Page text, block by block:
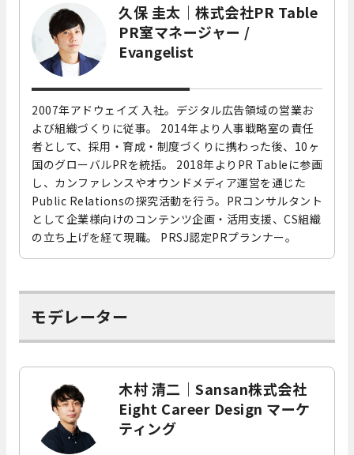
久保 圭太｜株式会社PR Table
PR室マネージャー /
Evangelist
2007年アドウェイズ 入社。デジタル広告領域の営業お
よび組織づくりに従事。 2014年より人事戦略室の責任
者として、採用・育成・制度づくりに携わった後、10ヶ
国のグローバルPRを統括。 2018年よりPR Tableに参画
し、カンファレンスやオウンドメディア運営を通じた
Public Relationsの探究活動を行う。PRコンサルタント
として企業様向けのコンテンツ企画・活用支援、CS組織
の立ち上げを経て現職。 PRSJ認定PRプランナー。
モデレーター
木村 清二｜Sansan株式会社
Eight Career Design マーケ
ティング